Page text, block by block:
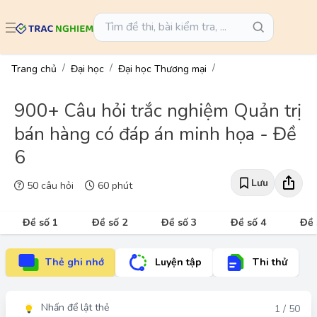
Trang chủ Đại học Đại học Thương mại
900+ Câu hỏi trắc nghiệm Quản trị
bán hàng có đáp án minh họa - Đề
6
50 câu hỏi 60 phút Lưu
Đề số 1 Đề số 2 Đề số 3 Đề số 4 Đề
Thẻ ghi nhớ Luyện tập Thi thử
Nhấn để lật thẻ 1 / 50